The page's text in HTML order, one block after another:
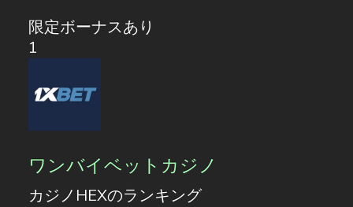
限定ボーナスあり
1
ワンバイベットカジノ
カジノHEXのランキング